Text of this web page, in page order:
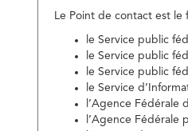
Le Point de contact est le
le Service public
le Service public
le Service public
le Service
l’Agence Fédérale
l’Agence Fédérale